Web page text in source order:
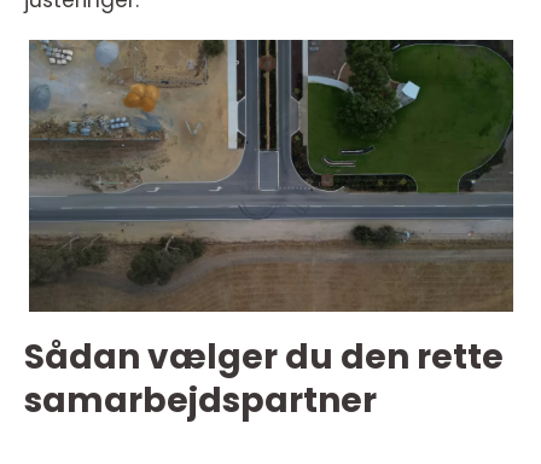
Sådan vælger du den rette
samarbejdspartner